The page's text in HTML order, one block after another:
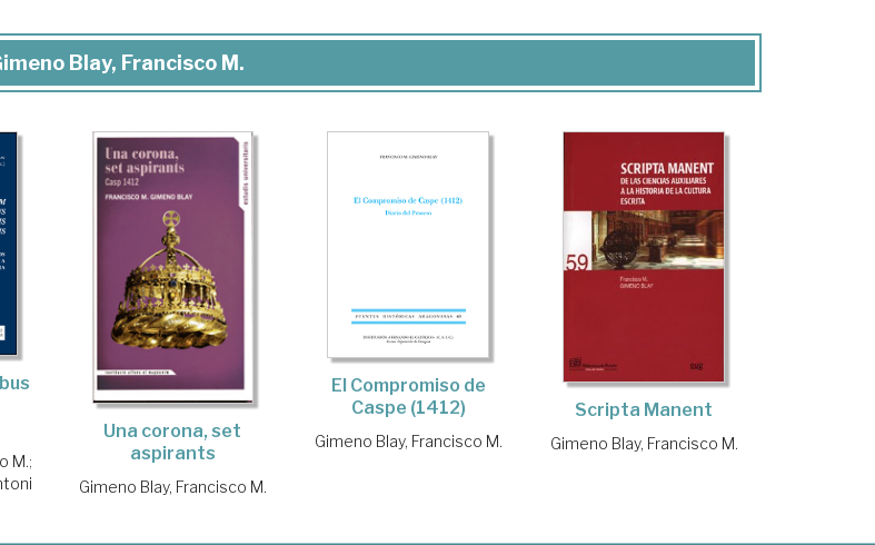
Blay, Francisco M.
M.;
Una corona, set
aspirants
Gimeno Blay, Francisco M.
El Compromiso de
Caspe (1412)
Gimeno Blay, Francisco M.
Scripta Manent
Gimeno Blay, Francisco M.